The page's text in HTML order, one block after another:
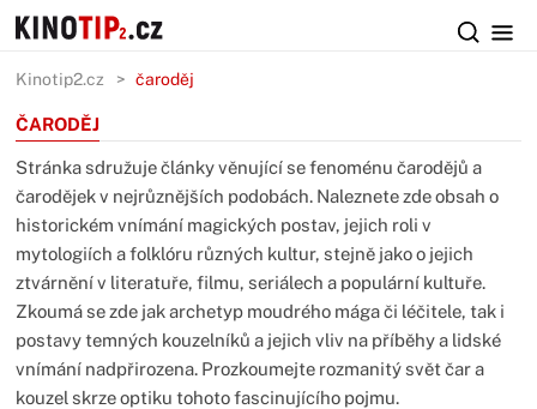
Kinotip2.cz čaroděj
ČARODĚJ
Stránka sdružuje články věnující se fenoménu čarodějů a
čarodějek v nejrůznějších podobách. Naleznete zde obsah o
historickém vnímání magických postav, jejich roli v
mytologiích a folklóru různých kultur, stejně jako o jejich
ztvárnění v literatuře, filmu, seriálech a populární kultuře.
Zkoumá se zde jak archetyp moudrého mága či léčitele, tak i
postavy temných kouzelníků a jejich vliv na příběhy a lidské
vnímání nadpřirozena. Prozkoumejte rozmanitý svět čar a
kouzel skrze optiku tohoto fascinujícího pojmu.